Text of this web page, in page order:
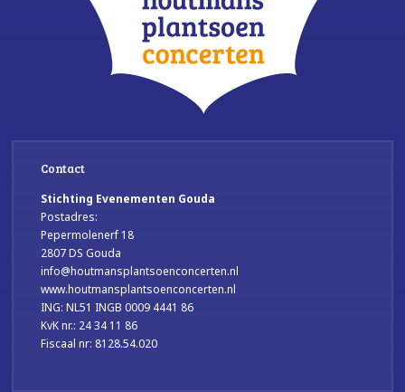
Contact
Stichting Evenementen Gouda
Postadres:
Pepermolenerf 18
2807 DS Gouda
info@houtmansplantsoenconcerten.nl
www.houtmansplantsoenconcerten.nl
ING: NL51 INGB 0009 4441 86
KvK nr.: 24 34 11 86
Fiscaal nr: 8128.54.020